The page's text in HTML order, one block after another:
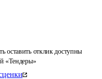
оставить отклик доступны
«Тендеры»